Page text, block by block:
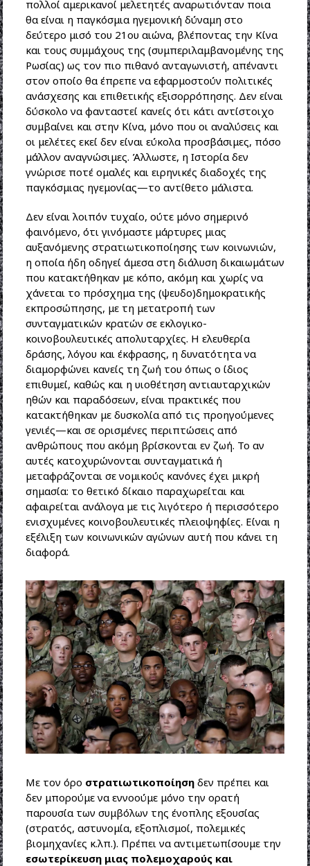
πολλοί αμερικανοί μελετητές αναρωτιόνταν ποια
θα είναι η παγκόσμια ηγεμονική δύναμη στο
δεύτερο μισό του 21ου αιώνα, βλέποντας την Κίνα
και τους συμμάχους της (συμπεριλαμβανομένης της
Ρωσίας) ως τον πιο πιθανό ανταγωνιστή, απέναντι
στον οποίο θα έπρεπε να εφαρμοστούν πολιτικές
ανάσχεσης και επιθετικής εξισορρόπησης. Δεν είναι
δύσκολο να φανταστεί κανείς ότι κάτι αντίστοιχο
συμβαίνει και στην Κίνα, μόνο που οι αναλύσεις και
οι μελέτες εκεί δεν είναι εύκολα προσβάσιμες, πόσο
μάλλον αναγνώσιμες. Άλλωστε, η Ιστορία δεν
γνώρισε ποτέ ομαλές και ειρηνικές διαδοχές της
παγκόσμιας ηγεμονίας—το αντίθετο μάλιστα.
Δεν είναι λοιπόν τυχαίο, ούτε μόνο σημερινό
φαινόμενο, ότι γινόμαστε μάρτυρες μιας
αυξανόμενης στρατιωτικοποίησης των κοινωνιών,
η οποία ήδη οδηγεί άμεσα στη διάλυση δικαιωμάτων
που κατακτήθηκαν με κόπο, ακόμη και χωρίς να
χάνεται το πρόσχημα της (ψευδο)δημοκρατικής
εκπροσώπησης, με τη μετατροπή των
συνταγματικών κρατών σε εκλογικο-
κοινοβουλευτικές απολυταρχίες. Η ελευθερία
δράσης, λόγου και έκφρασης, η δυνατότητα να
διαμορφώνει κανείς τη ζωή του όπως ο ίδιος
επιθυμεί, καθώς και η υιοθέτηση αντιαυταρχικών
ηθών και παραδόσεων, είναι πρακτικές που
κατακτήθηκαν με δυσκολία από τις προηγούμενες
γενιές—και σε ορισμένες περιπτώσεις από
ανθρώπους που ακόμη βρίσκονται εν ζωή. Το αν
αυτές κατοχυρώνονται συνταγματικά ή
μεταφράζονται σε νομικούς κανόνες έχει μικρή
σημασία: το θετικό δίκαιο παραχωρείται και
αφαιρείται ανάλογα με τις λιγότερο ή περισσότερο
ενισχυμένες κοινοβουλευτικές πλειοψηφίες. Είναι η
εξέλιξη των κοινωνικών αγώνων αυτή που κάνει τη
διαφορά.
Με τον όρο στρατιωτικοποίησηδεν πρέπει και
δεν μπορούμε να εννοούμε μόνο την ορατή
παρουσία των συμβόλων της ένοπλης εξουσίας
(στρατός, αστυνομία, εξοπλισμοί, πολεμικές
βιομηχανίες κ.λπ.). Πρέπει να αντιμετωπίσουμε την
εσωτερίκευση μιας πολεμοχαρούς και